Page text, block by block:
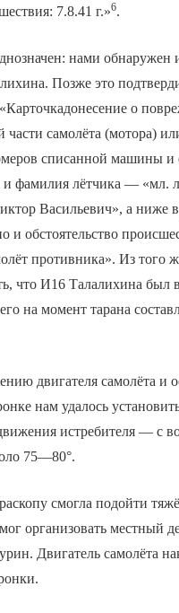
7.8.41 г.»6.
нами обнаружен
Позже это
о
части самолёта (мотора)
списанной машины и
и фамилия лётчика — «мл.
Васильевич», а ниже
и обстоятельство
противника». Из того
что И­16 Талалихина
на момент тарана
двигателя самолёта и
нам удалось
истребителя — с
75—80°.
смогла подойти
организовать местный
Двигатель самолёта